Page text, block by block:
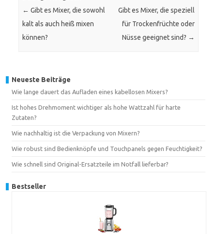
← Gibt es Mixer, die sowohl
kalt als auch heiß mixen
können?
Gibt es Mixer, die speziell
für Trockenfrüchte oder
Nüsse geeignet sind? →
Neueste Beiträge
Wie lange dauert das Aufladen eines kabellosen Mixers?
Ist hohes Drehmoment wichtiger als hohe Wattzahl für harte
Zutaten?
Wie nachhaltig ist die Verpackung von Mixern?
Wie robust sind Bedienknöpfe und Touchpanels gegen Feuchtigkeit?
Wie schnell sind Original-Ersatzteile im Notfall lieferbar?
Bestseller